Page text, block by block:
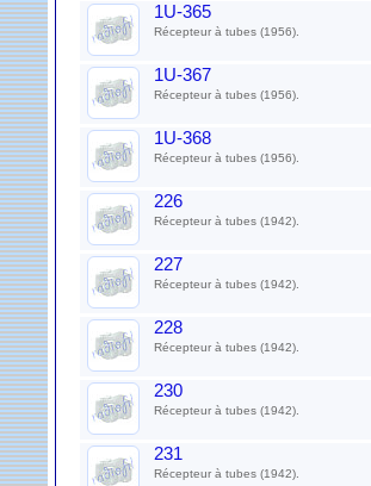
1U-365
Récepteur à tubes (1956).
1U-367
Récepteur à tubes (1956).
1U-368
Récepteur à tubes (1956).
226
Récepteur à tubes (1942).
227
Récepteur à tubes (1942).
228
Récepteur à tubes (1942).
230
Récepteur à tubes (1942).
231
Récepteur à tubes (1942).